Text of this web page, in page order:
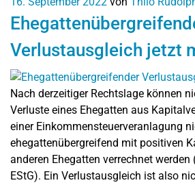
Verlustausgleich jetzt
Nach derzeitiger Rechtslage können
Verluste eines Ehegatten aus
einer Einkommensteuerveranlagung
ehegattenübergreifend mit positiven
anderen Ehegatten verrechnet werden
EStG). Ein Verlustausgleich ist also